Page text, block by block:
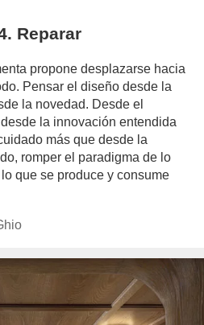
Reparar
propone desplazarse hacia
Pensar el diseño desde la
la novedad. Desde el
la innovación entendida
más que desde la
romper el paradigma de lo
que se produce y consume
author/marcelo-